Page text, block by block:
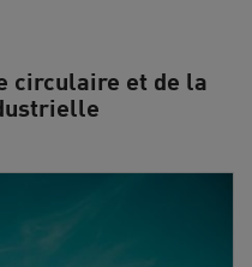
circulaire et de la